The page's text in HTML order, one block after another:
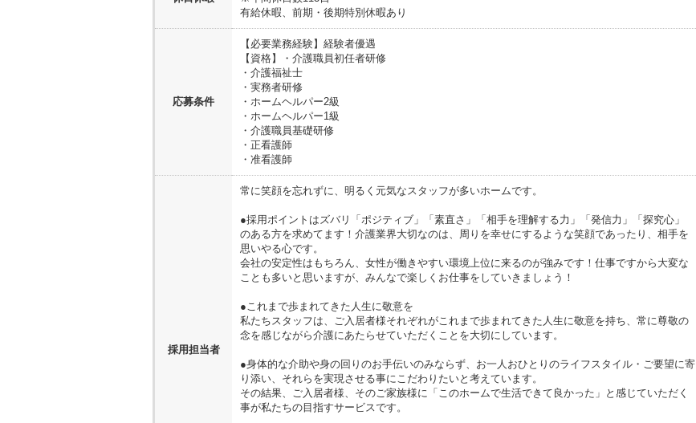
有給休暇、前期・後期特別休暇あり
応募条件
【必要業務経験】経験者優遇
【資格】・介護職員初任者研修
・介護福祉士
・実務者研修
・ホームヘルパー2級
・ホームヘルパー1級
・介護職員基礎研修
・正看護師
・准看護師
採用担当者
常に笑顔を忘れずに、明るく元気なスタッフが多いホームです。
●採用ポイントはズバリ「ポジティブ」「素直さ」「相手を理解する力」「発信力」「探究心」
のある方を求めてます！介護業界大切なのは、周りを幸せにするような笑顔であったり、相手を
思いやる心です。
会社の安定性はもちろん、女性が働きやすい環境上位に来るのが強みです！仕事ですから大変な
ことも多いと思いますが、みんなで楽しくお仕事をしていきましょう！
●これまで歩まれてきた人生に敬意を
私たちスタッフは、ご入居者様それぞれがこれまで歩まれてきた人生に敬意を持ち、常に尊敬の
念を感じながら介護にあたらせていただくことを大切にしています。
●身体的な介助や身の回りのお手伝いのみならず、お一人おひとりのライフスタイル・ご要望に寄
り添い、それらを実現させる事にこだわりたいと考えています。
その結果、ご入居者様、そのご家族様に「このホームで生活できて良かった」と感じていただく
事が私たちの目指すサービスです。